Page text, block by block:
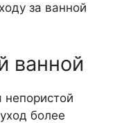
за ванной
ванной
более